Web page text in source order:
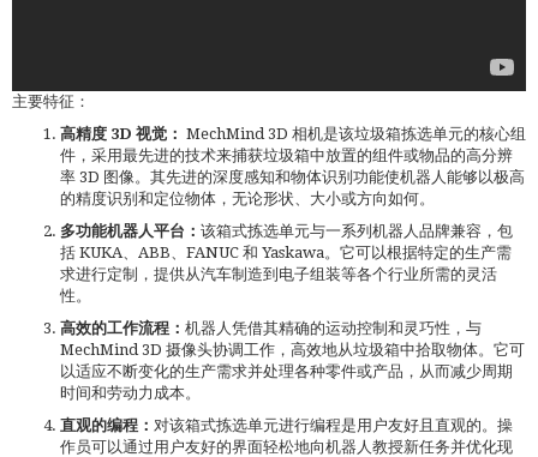
主要特征：
高精度 3D 视觉： MechMind 3D 相机是该垃圾箱拣选单元的核心组
件，采用最先进的技术来捕获垃圾箱中放置的组件或物品的高分辨
率 3D 图像。其先进的深度感知和物体识别功能使机器人能够以极高
的精度识别和定位物体，无论形状、大小或方向如何。
多功能机器人平台： 该箱式拣选单元与一系列机器人品牌兼容，包
括 KUKA、ABB、FANUC 和 Yaskawa。它可以根据特定的生产需
求进行定制，提供从汽车制造到电子组装等各个行业所需的灵活
性。
高效的工作流程： 机器人凭借其精确的运动控制和灵巧性，与
MechMind 3D 摄像头协调工作，高效地从垃圾箱中拾取物体。它可
以适应不断变化的生产需求并处理各种零件或产品，从而减少周期
时间和劳动力成本。
直观的编程： 对该箱式拣选单元进行编程是用户友好且直观的。操
作员可以通过用户友好的界面轻松地向机器人教授新任务并优化现